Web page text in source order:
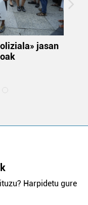
jasan
Harpidetu gure